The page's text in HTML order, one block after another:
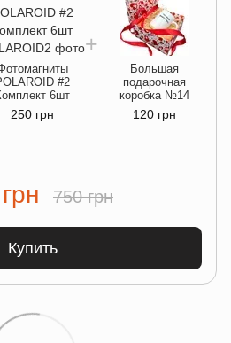
#2
6шт
250 грн
Большая
подарочная
коробка №14
120 грн
750 грн
Купить